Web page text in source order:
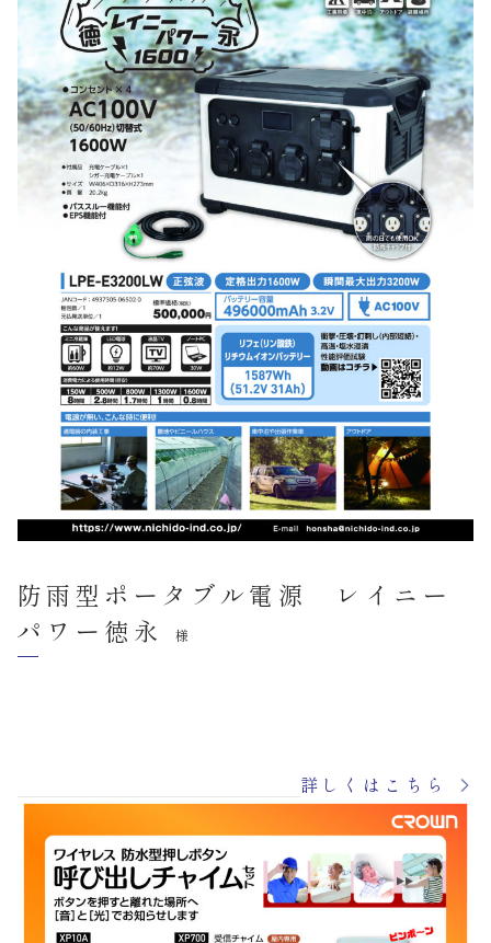
防雨型ポータブル電源 レイニー
パワー徳永
様
詳しくはこちら